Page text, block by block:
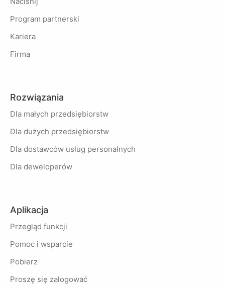
Program partnerski
Kariera
Firma
Rozwiązania
Dla małych przedsiębiorstw
Dla dużych przedsiębiorstw
Dla dostawców usług personalnych
Dla deweloperów
Aplikacja
Przegląd funkcji
Pomoc i wsparcie
Pobierz
Proszę się zalogować